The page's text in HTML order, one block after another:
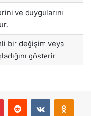
ve duygularını
bir değişim veya
gösterir.
PinterestReddit VKontakte